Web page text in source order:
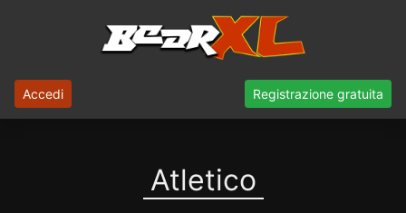
Accedi Registrazione gratuita
Atletico